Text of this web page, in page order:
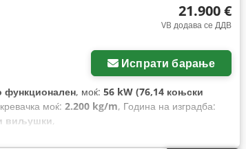
21.900 €
VB додава се ДДВ
Испрати барање
функционален, моќ: 56 kW (76,14 коњски
моќ: 2.200 kg/m, Година на изградба:
виљушки,